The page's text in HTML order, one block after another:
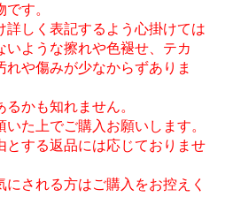
す。
詳しく表記するよう心掛けては
いような擦れや色褪せ、テカ
れや傷みが少なからずありま
かも知れません。
た上でご購入お願いします。
とする返品には応じておりませ
される方はご購入をお控えく